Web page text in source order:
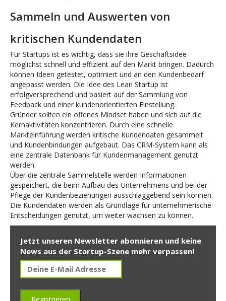
Sammeln und Auswerten von
kritischen Kundendaten
Für Startups ist es wichtig, dass sie ihre Geschäftsidee
möglichst schnell und effizient auf den Markt bringen. Dadurch
können Ideen getestet, optimiert und an den Kundenbedarf
angepasst werden. Die Idee des Lean Startup ist
erfolgversprechend und basiert auf der Sammlung von
Feedback und einer kundenorientierten Einstellung.
Gründer sollten ein offenes Mindset haben und sich auf die
Kernaktivitäten konzentrieren. Durch eine schnelle
Markteinführung werden kritische Kundendaten gesammelt
und Kundenbindungen aufgebaut. Das CRM-System kann als
eine zentrale Datenbank für Kundenmanagement genutzt
werden.
Über die zentrale Sammelstelle werden Informationen
gespeichert, die beim Aufbau des Unternehmens und bei der
Pflege der Kundenbeziehungen ausschlaggebend sein können.
Die Kundendaten werden als Grundlage für unternehmerische
Entscheidungen genutzt, um weiter wachsen zu können.
Jetzt unseren Newsletter abonnieren und keine
News aus der Startup-Szene mehr verpassen!